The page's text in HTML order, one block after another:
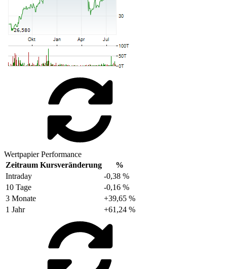
Wertpapier Performance
Zeitraum Kursveränderung
%
Intraday
-0,38 %
10 Tage
-0,16 %
3 Monate
+39,65 %
1 Jahr
+61,24 %